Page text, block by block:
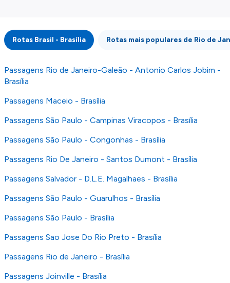
integridade ou pela precisão da informação
publicada, por isso verifique com atenção todas
as condições no website do parceiro antes de
fazer uma reserva. Para mais detalhes verifique
os nossosTermos e Condições.
Rotas Brasil - Brasília Rotas mais populares de Rio de
Passagens Rio de Janeiro-Galeão - Antonio Carlos Jobim -
Brasília
Passagens Maceio - Brasília
Passagens São Paulo - Campinas Viracopos - Brasília
Passagens São Paulo - Congonhas - Brasília
Passagens Rio De Janeiro - Santos Dumont - Brasília
Passagens Salvador - D.L.E. Magalhaes - Brasília
Passagens São Paulo - Guarulhos - Brasília
Passagens São Paulo - Brasília
Passagens Sao Jose Do Rio Preto - Brasília
Passagens Rio de Janeiro - Brasília
Passagens Joinville - Brasília